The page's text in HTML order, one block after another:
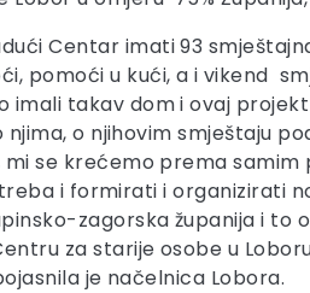
Centar imati 93
pomoći u kući, a i vikend
takav dom i ovaj
o njihovim smještaju
se krećemo prema samim
i formirati i organizirati
zagorska županija i to
za starije osobe u
je načelnica Lobora.